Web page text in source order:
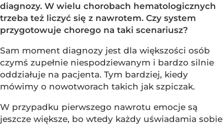
diagnozy. W wielu chorobach hematologicznych
trzeba też liczyć się z nawrotem. Czy system
przygotowuje chorego na taki scenariusz?
Sam moment diagnozy jest dla większości osób
czymś zupełnie niespodziewanym i bardzo silnie
oddziałuje na pacjenta. Tym bardziej, kiedy
mówimy o nowotworach takich jak szpiczak.
W przypadku pierwszego nawrotu emocje są
jeszcze większe, bo wtedy każdy uświadamia sobie